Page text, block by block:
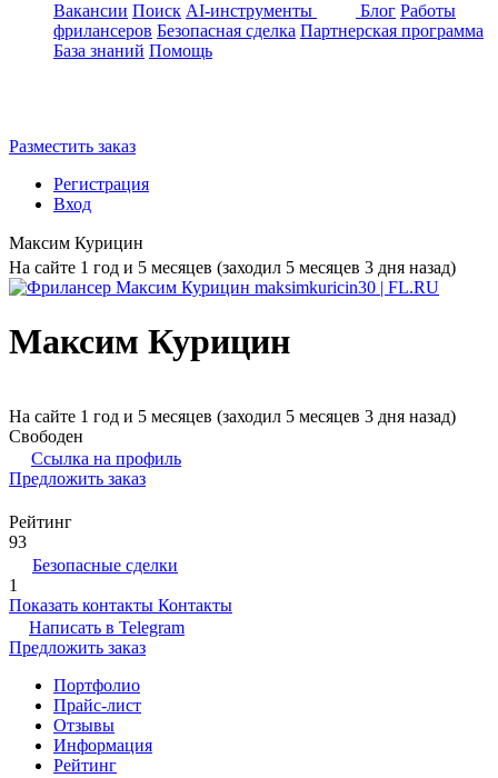
Вакансии Поиск AI-инструменты Блог Работы
фрилансеров Безопасная сделка Партнерская программа
База знаний Помощь
Разместить заказ
Регистрация
Вход
Максим Курицин
На сайте 1 год и 5 месяцев (заходил 5 месяцев 3 дня назад)
Максим Курицин
На сайте 1 год и 5 месяцев (заходил 5 месяцев 3 дня назад)
Свободен
Ссылка на профиль
Предложить заказ
Рейтинг
93
Безопасные сделки
1
Показать контакты Контакты
Написать в Telegram
Предложить заказ
Портфолио
Прайс-лист
Отзывы
Информация
Рейтинг